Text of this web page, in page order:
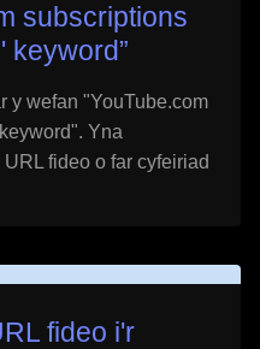
subscriptions
keyword”
y wefan "YouTube.com
". Yna
fideo o far cyfeiriad
fideo i'r